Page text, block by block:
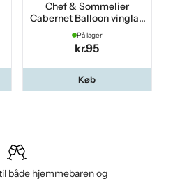
Chef & Sommelier
Cabernet Balloon vinglas
70 cl
På lager
kr.95
Køb
både hjemmebaren og